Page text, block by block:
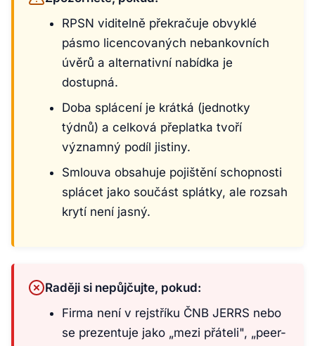
RPSN viditelně překračuje obvyklé
pásmo licencovaných nebankovních
úvěrů a alternativní nabídka je
dostupná.
Doba splácení je krátká (jednotky
týdnů) a celková přeplatka tvoří
významný podíl jistiny.
Smlouva obsahuje pojištění schopnosti
splácet jako součást splátky, ale rozsah
krytí není jasný.
Raději si nepůjčujte, pokud:
Firma není v rejstříku ČNB JERRS nebo
se prezentuje jako „mezi přáteli", „peer-